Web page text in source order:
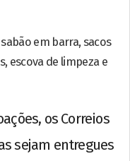
em barra, sacos
escova de limpeza e
os Correios
sejam entregues